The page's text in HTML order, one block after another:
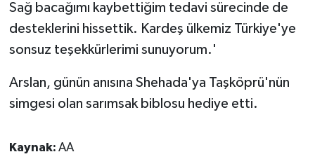
Sağ bacağımı kaybettiğim tedavi sürecinde de
desteklerini hissettik. Kardeş ülkemiz Türkiye'ye
sonsuz teşekkürlerimi sunuyorum.'
Arslan, günün anısına Shehada'ya Taşköprü'nün
simgesi olan sarımsak biblosu hediye etti.
Kaynak: AA